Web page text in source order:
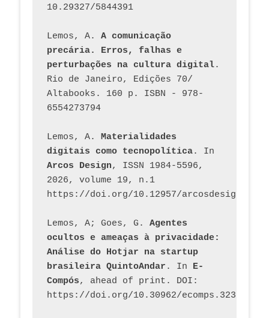
10.29327/5844391
Lemos, A. A comunicação
precária. Erros, falhas e
perturbações na cultura digital.
Rio de Janeiro, Edições 70/
Altabooks. 160 p. ISBN - 978-
6554273794
Lemos, A. Materialidades
digitais como tecnopolítica
Arcos Design, ISSN 1984-5596,
2026, volume 19, n.1
https://doi.org/10.12957/
Lemos, A; Goes, G. Agentes
ocultos e ameaças à privacidade:
Análise do Hotjar na startup
brasileira QuintoAndar . In E-
Compós, ahead of print. DOI:
https://doi.org/10.30962/ecomps.3231